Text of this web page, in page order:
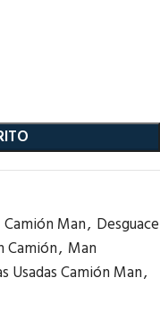
Camión Man, Desguace
Camión, Man
Usadas Camión Man,